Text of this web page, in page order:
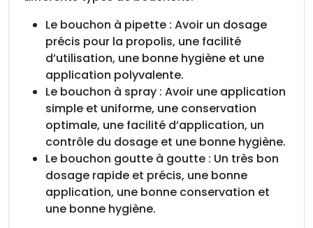
Le bouchon à pipette : Avoir un dosage
précis pour la propolis, une facilité
d’utilisation, une bonne hygiène et une
application polyvalente.
Le bouchon à spray : Avoir une application
simple et uniforme, une conservation
optimale, une facilité d’application, un
contrôle du dosage et une bonne hygiène.
Le bouchon goutte à goutte : Un très bon
dosage rapide et précis, une bonne
application, une bonne conservation et
une bonne hygiène.